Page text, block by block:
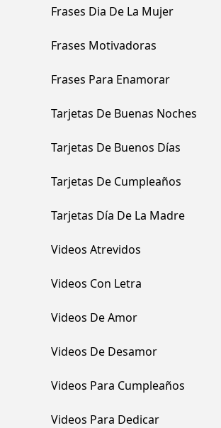
Frases Dia De La Mujer
Frases Motivadoras
Frases Para Enamorar
Tarjetas De Buenas Noches
Tarjetas De Buenos Días
Tarjetas De Cumpleaños
Tarjetas Día De La Madre
Videos Atrevidos
Videos Con Letra
Videos De Amor
Videos De Desamor
Videos Para Cumpleaños
Videos Para Dedicar